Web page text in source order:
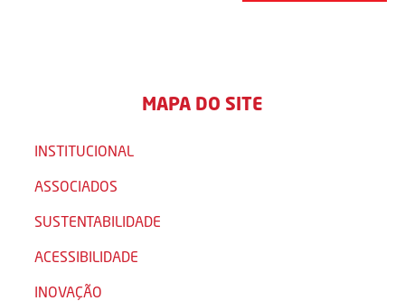
MAPA DO SITE
INSTITUCIONAL
ASSOCIADOS
SUSTENTABILIDADE
ACESSIBILIDADE
INOVAÇÃO